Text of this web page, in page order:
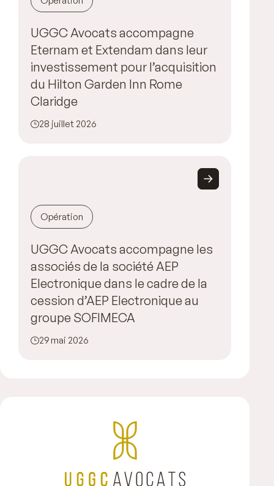
UGGC Avocats accompagne
Eternam et Extendam dans leur
investissement pour l’acquisition
du Hilton Garden Inn Rome
Claridge
28 juillet 2026
Opération
UGGC Avocats accompagne les
associés de la société AEP
Electronique dans le cadre de la
cession d’AEP Electronique au
groupe SOFIMECA
29 mai 2026